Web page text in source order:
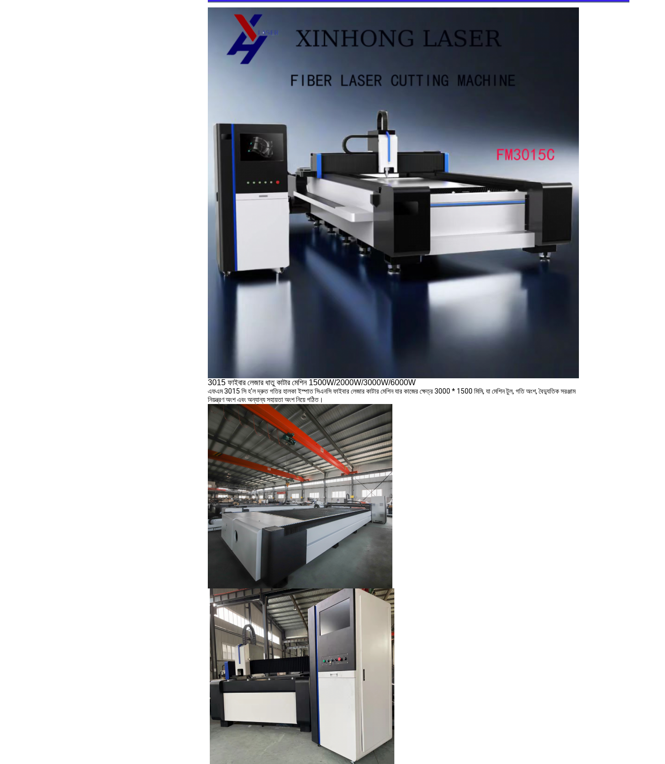
3015 ফাইবার লেজার ধাতু কাটার মেশিন 1500W/2000W/3000W/6000W
এফএম 3015 সি হ'ল দ্রুত গতির হালকা ইস্পাত সিএনসি ফাইবার লেজার কাটার মেশিন যার কাজের ক্ষেত্র 3000 * 1500 মিমি, যা মেশিন টুল, গতি অংশ, বৈদ্যুতিক সরঞ্জাম
নিয়ন্ত্রণ অংশ এবং অন্যান্য সহায়তা অংশ নিয়ে গঠিত।